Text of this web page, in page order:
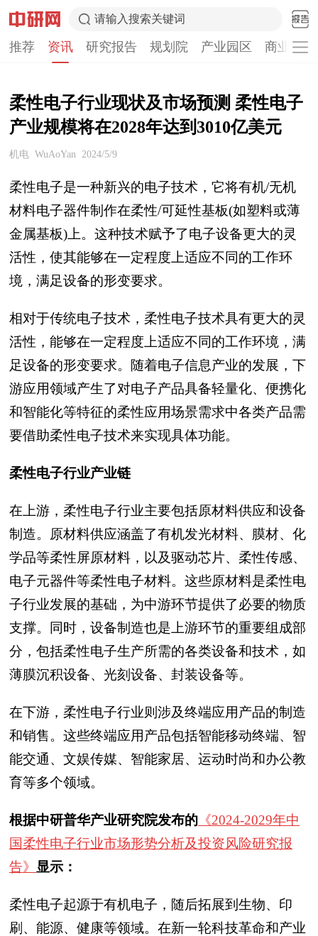
请输入搜索关键词
推荐 资讯 研究报告 规划院 产业园区 商业计
柔性电子行业现状及市场预测 柔性电子
产业规模将在2028年达到3010亿美元
机电 WuAoYan 2024/5/9
柔性电子是一种新兴的电子技术，它将有机/无机
材料电子器件制作在柔性/可延性基板(如塑料或薄
金属基板)上。这种技术赋予了电子设备更大的灵
活性，使其能够在一定程度上适应不同的工作环
境，满足设备的形变要求。
相对于传统电子技术，柔性电子技术具有更大的灵
活性，能够在一定程度上适应不同的工作环境，满
足设备的形变要求。随着电子信息产业的发展，下
游应用领域产生了对电子产品具备轻量化、便携化
和智能化等特征的柔性应用场景需求中各类产品需
要借助柔性电子技术来实现具体功能。
柔性电子行业产业链
在上游，柔性电子行业主要包括原材料供应和设备
制造。原材料供应涵盖了有机发光材料、膜材、化
学品等柔性屏原材料，以及驱动芯片、柔性传感、
电子元器件等柔性电子材料。这些原材料是柔性电
子行业发展的基础，为中游环节提供了必要的物质
支撑。同时，设备制造也是上游环节的重要组成部
分，包括柔性电子生产所需的各类设备和技术，如
薄膜沉积设备、光刻设备、封装设备等。
在下游，柔性电子行业则涉及终端应用产品的制造
和销售。这些终端应用产品包括智能移动终端、智
能交通、文娱传媒、智能家居、运动时尚和办公教
育等多个领域。
根据中研普华产业研究院发布的 《2024-2029年中
国柔性电子行业市场形势分析及投资风险研究报
告》 显示：
柔性电子起源于有机电子，随后拓展到生物、印
刷、能源、健康等领域。在新一轮科技革命和产业